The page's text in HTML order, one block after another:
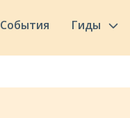
События Гиды